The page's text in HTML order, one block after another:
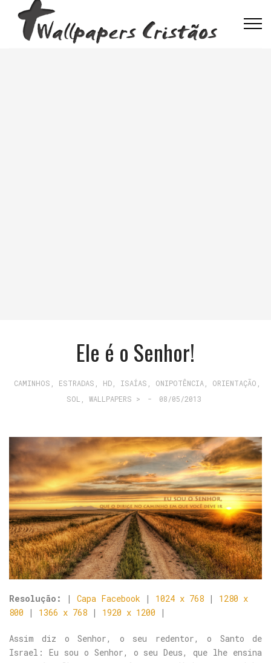
Ele é o Senhor!
CAMINHOS, ESTRADAS HD, ISAÍAS ONIPOTÊNCIA, ORIENTAÇÃO
SOL
WALLPAPERS > - 08/05/2013
Resolução: | Capa Facebook | 1024 x 768 | 1280 x
800 | 1366 x 768 | 1920 x 1200 |
Assim diz o Senhor, o seu redentor, o Santo de
Israel: Eu sou o Senhor, o seu Deus, que lhe ensina